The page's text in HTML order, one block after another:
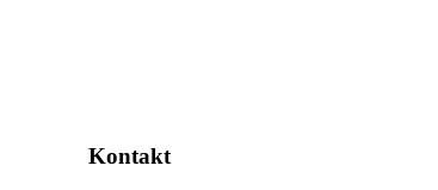
Kontakt